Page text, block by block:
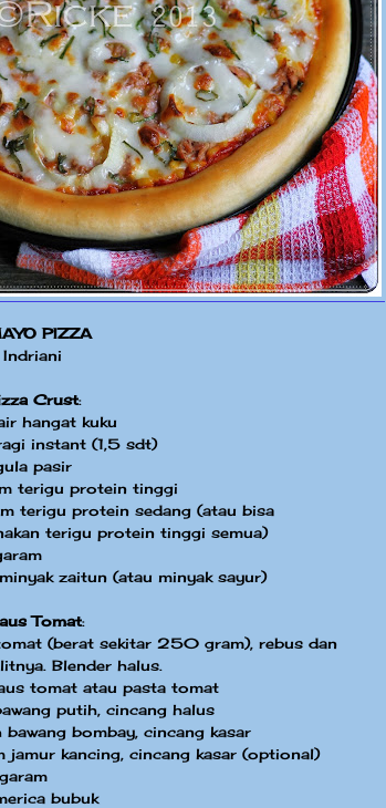
PIZZA
Crust:
hangat kuku
instant (1,5 sdt)
pasir
terigu protein tinggi
terigu protein sedang (atau bisa
terigu protein tinggi semua)
zaitun (atau minyak sayur)
Tomat:
(berat sekitar 250 gram), rebus dan
Blender halus.
tomat atau pasta tomat
putih, cincang halus
bawang bombay, cincang kasar
kancing, cincang kasar (optional)
bubuk